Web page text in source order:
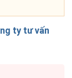
ty tư vấn